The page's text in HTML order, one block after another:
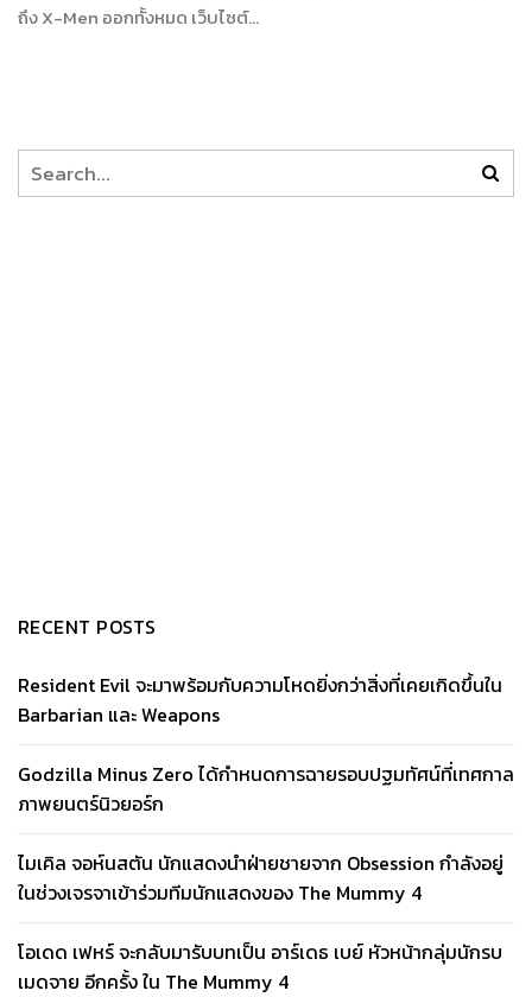
ถึง X-Men ออกทั้งหมด เว็บไซต์…
RECENT POSTS
Resident Evil จะมาพร้อมกับความโหดยิ่งกว่าสิ่งที่เคยเกิดขึ้นใน
Barbarian และ Weapons
Godzilla Minus Zero ได้กำหนดการฉายรอบปฐมทัศน์ที่เทศกาล
ภาพยนตร์นิวยอร์ก
ไมเคิล จอห์นสตัน นักแสดงนำฝ่ายชายจาก Obsession กำลังอยู่
ในช่วงเจรจาเข้าร่วมทีมนักแสดงของ The Mummy 4
โอเดด เฟหร์ จะกลับมารับบทเป็น อาร์เดธ เบย์ หัวหน้ากลุ่มนักรบ
เมดจาย อีกครั้ง ใน The Mummy 4